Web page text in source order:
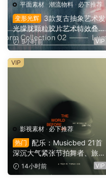
平面素材 · 潮流物料 · 必下推荐
变形光辉
3款复古抽象艺术发
光朦胧颗粒胶片艺术特效叠加
PSD特效样机组合 Orbyt Stu
dio – Transform Collection 0
2 – Luminous（16162）
9小时前 VIP
影视素材 ·必下推荐
热门
配乐：Musicbed 21首
深沉大气紧张节拍舞者、旅行
场景商业电影广告宣传配乐B
GM视频背景音乐素材（1616
14小时前 VIP
VIP